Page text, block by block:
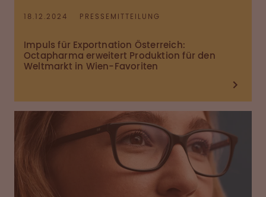
18.12.2024 PRESSEMITTEILUNG
Impuls für Exportnation Österreich:
Octapharma erweitert Produktion für den
Weltmarkt in Wien-Favoriten